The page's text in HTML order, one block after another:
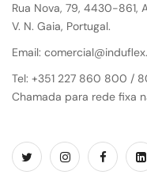
Rua Nova, 79, 4430-861,
V. N. Gaia, Portugal.
Email:
Tel: +351 227 860 800 /
Chamada para rede fixa